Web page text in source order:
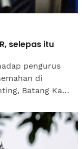
selepas itu
pengurus
di
Batang Kali